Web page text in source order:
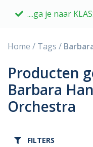
....ga je naar
Home / Tags /
Producten
Barbara
Orchestra
FILTERS